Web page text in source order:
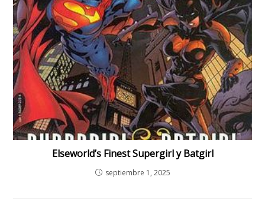
Elseworld’s Finest Supergirl y Batgirl
septiembre 1, 2025